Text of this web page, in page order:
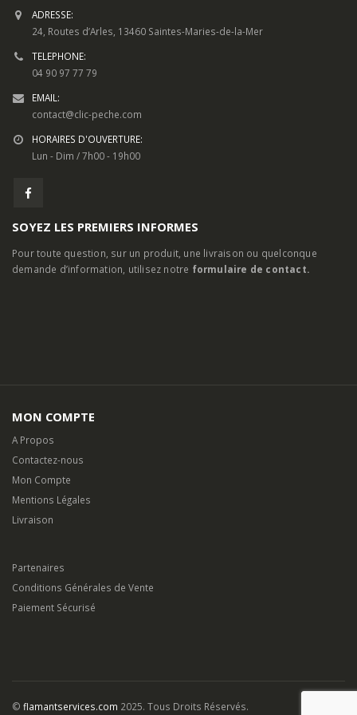
TELEPHONE:
04 90 97 77 79
EMAIL:
contact@clic-peche.com
HORAIRES D'OUVERTURE:
Lun - Dim / 7h00 - 19h00
demande d’information, utilisez notreformulaire de contact.
Contactez-nous
Mon Compte
Mentions Légales
Livraison
Partenaires
Paiement Sécurisé